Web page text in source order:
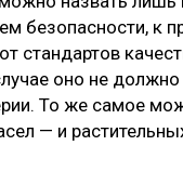
безопасности,
стандартов
оно не
То же самое
— и